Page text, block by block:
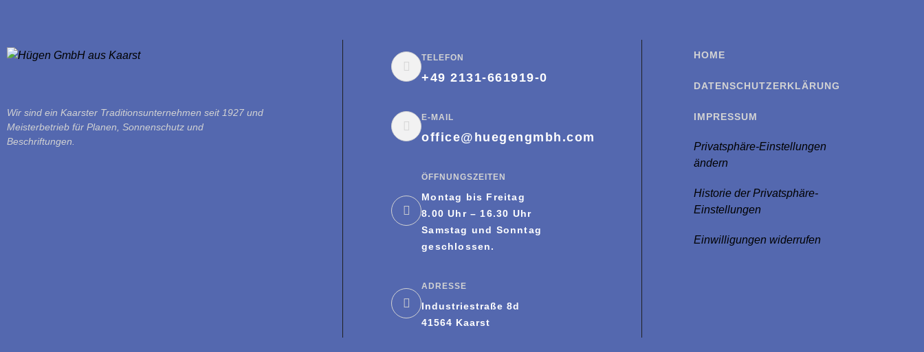
Wir sind ein Kaarster Traditionsunternehmen seit 1927 und
Meisterbetrieb für Planen, Sonnenschutz und
Beschriftungen.
TELEFON
+49 2131-661919-0
E-MAIL
office@huegengmbh.com
ÖFFNUNGSZEITEN
Montag bis Freitag
8.00 Uhr – 16.30 Uhr
Samstag und Sonntag
geschlossen.
ADRESSE
Industriestraße 8d
41564 Kaarst
HOME
DATENSCHUTZERKLÄRUNG
IMPRESSUM
Privatsphäre-Einstellungen
ändern
Historie der Privatsphäre-
Einstellungen
Einwilligungen widerrufen